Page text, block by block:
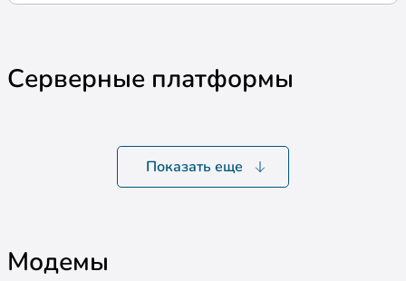
Серверные платформы
Показать еще
Модемы